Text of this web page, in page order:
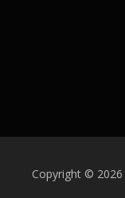
Copyright ©